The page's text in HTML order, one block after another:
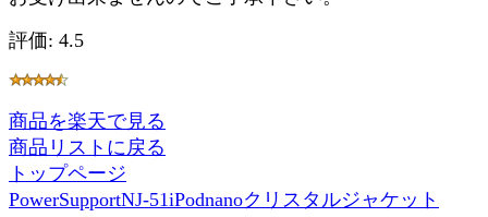
評価: 4.5
商品を楽天で見る
商品リストに戻る
トップページ
PowerSupportNJ-51iPodnanoクリスタルジャケット